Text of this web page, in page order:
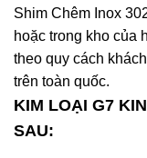
Shim Chêm Inox
hoặc trong kho của
theo quy cách
trên toàn quốc.
KIM LOẠI G7
SAU: